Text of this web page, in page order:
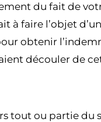
du fait de
à faire l’objet
obtenir
découler de
tout ou partie du